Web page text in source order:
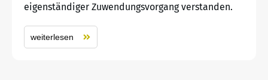
eigenständiger Zuwendungsvorgang verstanden.
weiterlesen